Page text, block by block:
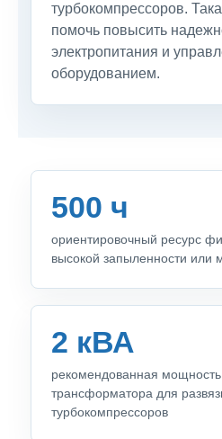
турбокомпрессоров.
помочь повысить
электропитания и
оборудованием.
500 ч
ориентировочный ресурс
высокой запыленности или
2 кВА
рекомендованная мощность
трансформатора для
турбокомпрессоров